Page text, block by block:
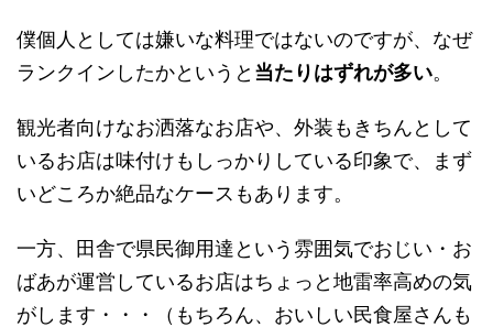
僕個人としては嫌いな料理ではないのですが、なぜ
ランクインしたかというと 当たりはずれが多い。
観光者向けなお洒落なお店や、外装もきちんとして
いるお店は味付けもしっかりしている印象で、まず
いどころか絶品なケースもあります。
一方、田舎で県民御用達という雰囲気でおじい・お
ばあが運営しているお店はちょっと地雷率高めの気
がします・・・（もちろん、おいしい民食屋さんも